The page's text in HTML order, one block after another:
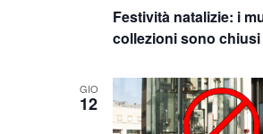
Festività natalizie: i
collezioni sono chiusi
GIO
12